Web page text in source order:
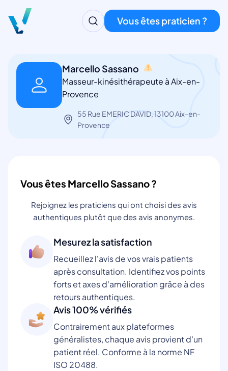
Vous êtes praticien ?
Marcello Sassano
Masseur-kinésithérapeute à Aix-en-
Provence
55 Rue EMERIC DAVID, 13100 Aix-en-
Provence
Vous êtes Marcello Sassano ?
Rejoignez les praticiens qui ont choisi des avis
authentiques plutôt que des avis anonymes.
Mesurez la satisfaction
Recueillez l'avis de vos vrais patients
après consultation. Identifiez vos points
forts et axes d'amélioration grâce à des
retours authentiques.
Avis 100% vérifiés
Contrairement aux plateformes
généralistes, chaque avis provient d'un
patient réel. Conforme à la norme NF
ISO 20488.